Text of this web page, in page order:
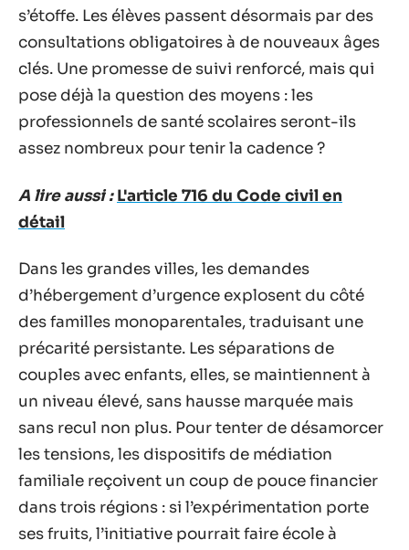
s’étoffe. Les élèves passent désormais par des
consultations obligatoires à de nouveaux âges
clés. Une promesse de suivi renforcé, mais qui
pose déjà la question des moyens : les
professionnels de santé scolaires seront-ils
assez nombreux pour tenir la cadence ?
A lire aussi : L'article 716 du Code civil en
détail
Dans les grandes villes, les demandes
d’hébergement d’urgence explosent du côté
des familles monoparentales, traduisant une
précarité persistante. Les séparations de
couples avec enfants, elles, se maintiennent à
un niveau élevé, sans hausse marquée mais
sans recul non plus. Pour tenter de désamorcer
les tensions, les dispositifs de médiation
familiale reçoivent un coup de pouce financier
dans trois régions : si l’expérimentation porte
ses fruits, l’initiative pourrait faire école à